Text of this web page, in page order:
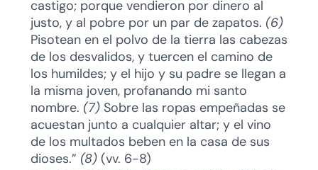
castigo; porque vendieron por dinero al
justo, y al pobre por un par de zapatos. (6)
Pisotean en el polvo de la tierra las cabezas
de los desvalidos, y tuercen el camino de
los humildes; y el hijo y su padre se llegan a
la misma joven, profanando mi santo
nombre. (7)Sobre las ropas empeñadas se
acuestan junto a cualquier altar; y el vino
de los multados beben en la casa de sus
dioses.” (8)(vv. 6-8)